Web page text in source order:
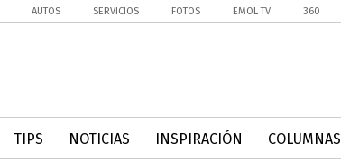
AUTOS SERVICIOS FOTOS EMOL TV 360
TIPS NOTICIAS INSPIRACIÓN COLUMNAS